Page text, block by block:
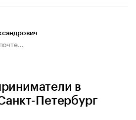
в
Петербург